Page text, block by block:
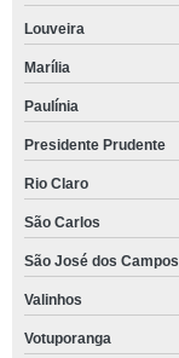
Louveira
Marília
Paulínia
Presidente Prudente
Rio Claro
São Carlos
São José dos Campos
Valinhos
Votuporanga